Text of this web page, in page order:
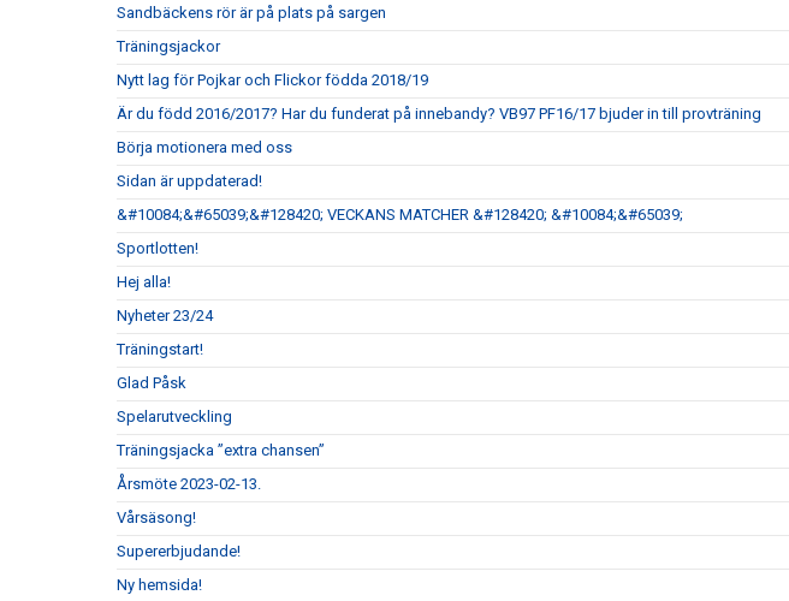
Sandbäckens rör är på plats på sargen
Träningsjackor
Nytt lag för Pojkar och Flickor födda 2018/19
Är du född 2016/2017? Har du funderat på innebandy? VB97 PF16/17 bjuder in till provträning
Börja motionera med oss
Sidan är uppdaterad!
&#10084;&#65039;&#128420; VECKANS MATCHER &#128420; &#10084;&#65039;
Sportlotten!
Hej alla!
Nyheter 23/24
Träningstart!
Glad Påsk
Spelarutveckling
Träningsjacka ”extra chansen”
Årsmöte 2023-02-13.
Vårsäsong!
Supererbjudande!
Ny hemsida!